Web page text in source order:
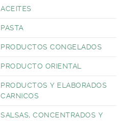
ACEITES
PASTA
PRODUCTOS CONGELADOS
PRODUCTO ORIENTAL
PRODUCTOS Y ELABORADOS
CARNICOS
SALSAS, CONCENTRADOS Y